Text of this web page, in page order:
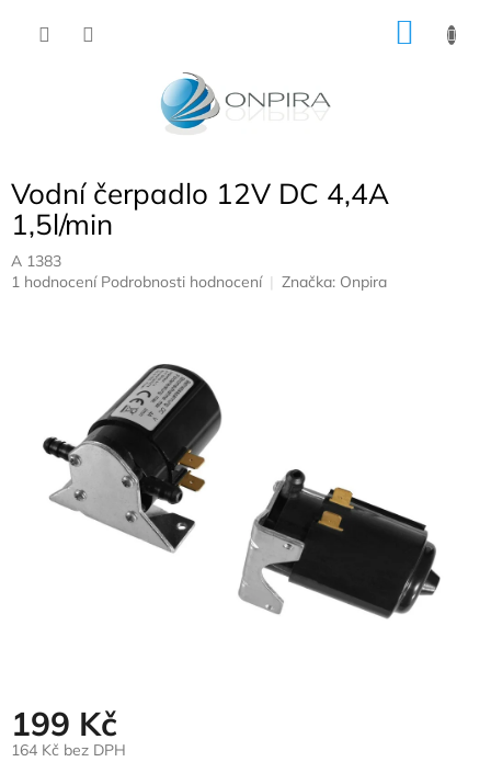
Vodní čerpadlo 12V DC 4,4A
1,5l/min
A 1383
Průměrné
1 hodnocení Podrobnosti hodnocení Značka: Onpira
199 Kč
164 Kč bez DPH